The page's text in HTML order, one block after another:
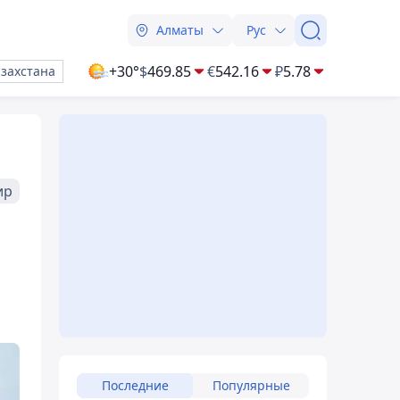
Алматы Рус
+30°$469.85 €542.16 ₽5.78
Последние Популярные